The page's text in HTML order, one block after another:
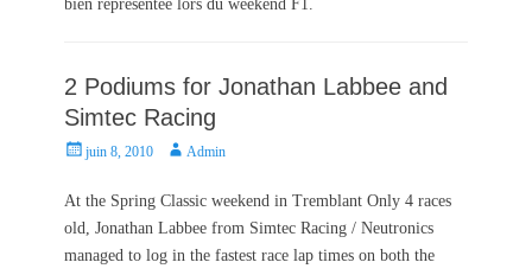
bien representée lors du weekend F1.
2 Podiums for Jonathan Labbee and
Simtec Racing
P
s
juin 8, 2010
A
t
r
Admin
At the Spring Classic weekend in Tremblant Only 4 races
old, Jonathan Labbee from Simtec Racing / Neutronics
managed to log in the fastest race lap times on both the